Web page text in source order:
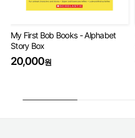
My First Bob Books - Alphabet
Story Box
20,000원